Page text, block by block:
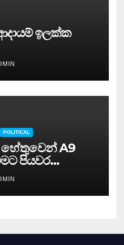
ඉලක්ක
POLITICAL
A9
පියවර…